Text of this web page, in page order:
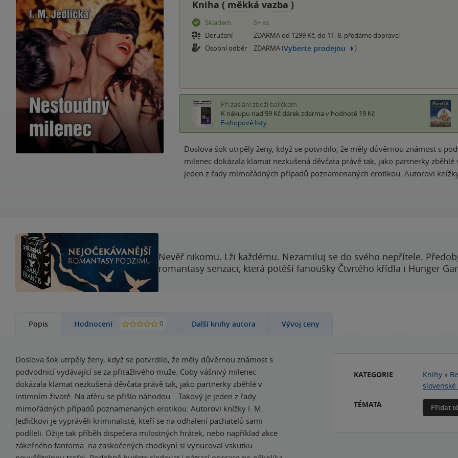
Kniha ( měkká vazba )
Skladem
5+ ks
Doručení
ZDARMA od 1299 Kč, do 11. 8. předáme dopravci
Osobní odběr
ZDARMA (Vyberte prodejnu )
Při zaslání zboží balíčkem
K nákupu nad 99 Kč dárek zdarma v hodnotě 19 Kč
E-shopové listy
Doslova šok utrpěly ženy, když se potvrdilo, že měly důvěrnou známost s
milenec dokázala klamat nezkušená děvčata právě tak, jako partnerky
jeden z řady mimořádných případů poznamenaných erotikou. Autorovi
Nevěř nikomu. Lži každému. Nezamiluj se do svého nepřítele.
romantasy senzaci, která potěší fanoušky Čtvrtého křídla i Hunger
Popis Hodnocení 0 Další knihy autora Vývoj ceny
Doslova šok utrpěly ženy, když se potvrdilo, že měly důvěrnou známost s
podvodnicí vydávající se za přitažlivého muže. Coby vášnivý milenec
dokázala klamat nezkušená děvčata právě tak, jako partnerky zběhlé v
intimním životě. Na aféru se přišlo náhodou… Takový je jeden z řady
mimořádných případů poznamenaných erotikou. Autorovi knížky I. M.
Jedličkovi je vyprávěli kriminalisté, kteří se na odhalení pachatelů sami
podíleli. Ožije tak příběh dispečera milostných hrátek, nebo například akce
zákeřného fantoma: na zaskočených chodkyní si vynucoval vskutku
KATEGORIE Knihy »
TÉMATA
Přidat